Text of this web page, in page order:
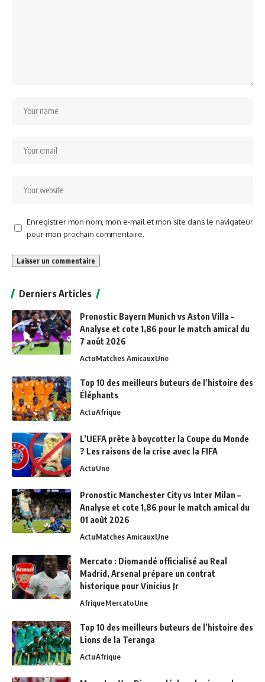
Enregistrer mon nom, mon e-mail et mon site dans le navigateur
pour mon prochain commentaire.
Derniers Articles
Pronostic Bayern Munich vs Aston Villa –
Analyse et cote 1,86 pour le match amical du
7 août 2026
ActuMatches AmicauxUne
Top 10 des meilleurs buteurs de l’histoire des
Éléphants
ActuAfrique
L’UEFA prête à boycotter la Coupe du Monde
? Les raisons de la crise avec la FIFA
ActuUne
Pronostic Manchester City vs Inter Milan –
Analyse et cote 1,86 pour le match amical du
01 août 2026
ActuMatches AmicauxUne
Mercato : Diomandé officialisé au Real
Madrid, Arsenal prépare un contrat
historique pour Vinicius Jr
AfriqueMercatoUne
Top 10 des meilleurs buteurs de l’histoire des
Lions de la Teranga
ActuAfrique